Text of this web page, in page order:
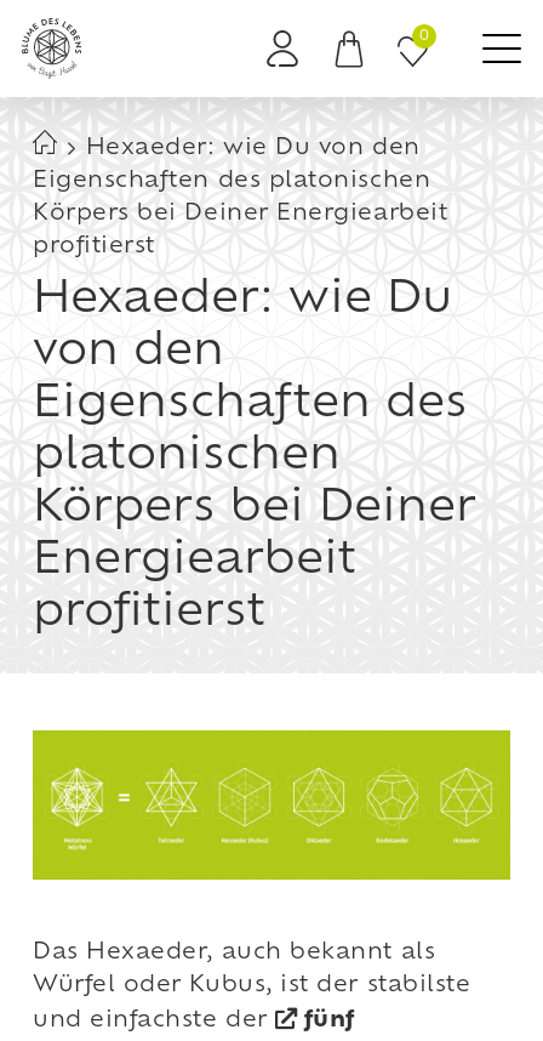
0
Hexaeder: wie Du von den
Eigenschaften des platonischen
Körpers bei Deiner Energiearbeit
profitierst
Hexaeder: wie Du
von den
Eigenschaften des
platonischen
Körpers bei Deiner
Energiearbeit
profitierst
Das Hexaeder, auch bekannt als
Würfel oder Kubus, ist der stabilste
und einfachste der
fünf